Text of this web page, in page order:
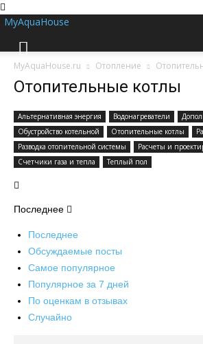
MyAquaHouse
MyAquaHouse.ru Отопление
Отопительные котлы
Альтернативная энергия Водонагреватели
Обустройство котельной
Отопительные котлы
Разводка отопительной системы
Расчеты и
Счетчики газа и тепла
Теплый пол
Последнее
Последнее
Обсуждаемые посты
Самое популярное
Популярное за 7 дней
По оценкам в отзывах
Случайно